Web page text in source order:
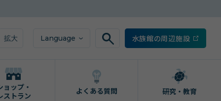
拡大 Language 水族館の周辺施設
ョップ・
ストラン
よくある質問 研究・教育